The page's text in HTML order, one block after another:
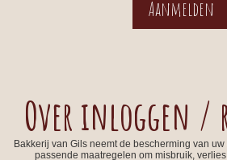
Over inloggen /
Bakkerij van Gils neemt de bescherming van
passende maatregelen om misbruik,